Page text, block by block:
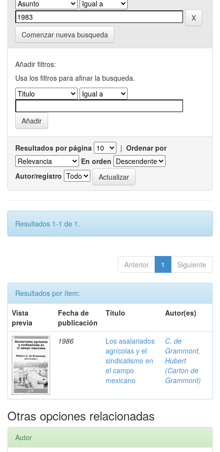
Comenzar nueva busqueda
Añadir filtros:
Usa los filtros para afinar la busqueda.
Resultados por página | Ordenar por
En orden
Autor/registro
Resultados 1-1 de 1.
Anterior 1 Siguiente
Resultados por ítem:
Vista
previa
Fecha de
publicación
Título Autor(es)
1986
Los asalariados
agrícolas y el
sindicalismo en
el campo
mexicano
C. de
Grammont,
Hubert
(Carton de
Grammont)
Otras opciones relacionadas
Autor